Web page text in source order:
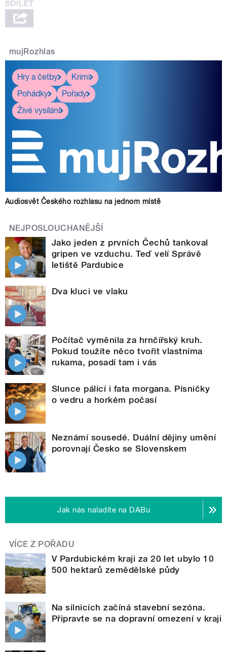
mujRozhlas
Hry a četby
Krimi
Pohádky
Pořady
Živé vysílání
Audiosvět Českého rozhlasu na jednom místě
NEJPOSLOUCHANĚJŠÍ
Jako jeden z prvních Čechů tankoval
gripen ve vzduchu. Teď velí Správě
letiště Pardubice
Dva kluci ve vlaku
Počítač vyměnila za hrnčířský kruh.
Pokud toužíte něco tvořit vlastníma
rukama, posadí tam i vás
Slunce pálící i fata morgana. Písničky
o vedru a horkém počasí
Neznámí sousedé. Duální dějiny umění
porovnají Česko se Slovenskem
Jak nás naladíte na DABu
VÍCE Z POŘADU
V Pardubickém kraji za 20 let ubylo 10
500 hektarů zemědělské půdy
Na silnicích začíná stavební sezóna.
Připravte se na dopravní omezení v kraji